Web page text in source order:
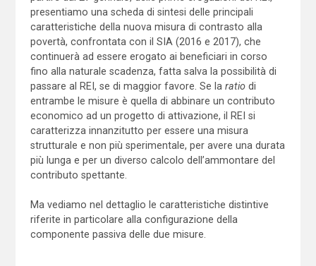
presentiamo una scheda di sintesi delle principali
caratteristiche della nuova misura di contrasto alla
povertà, confrontata con il SIA (2016 e 2017), che
continuerà ad essere erogato ai beneficiari in corso
fino alla naturale scadenza, fatta salva la possibilità di
passare al REI, se di maggior favore. Se la ratiodi
entrambe le misure è quella di abbinare un contributo
economico ad un progetto di attivazione, il REI si
caratterizza innanzitutto per essere una misura
strutturale e non più sperimentale, per avere una durata
più lunga e per un diverso calcolo dell’ammontare del
contributo spettante.
Ma vediamo nel dettaglio le caratteristiche distintive
riferite in particolare alla configurazione della
componente passiva delle due misure.